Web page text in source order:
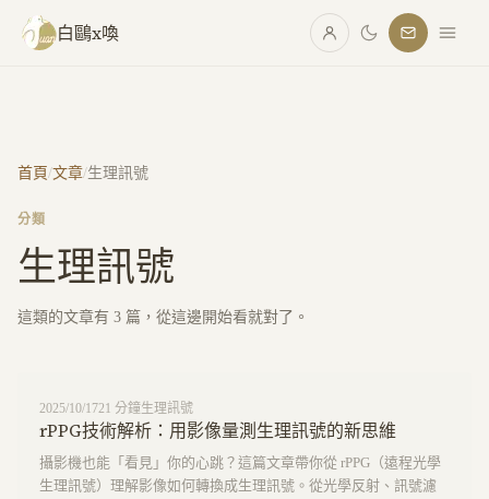
跳至主要內容
白鷗x喚
首頁/文章/生理訊號
分類
生理訊號
這類的文章有 3 篇，從這邊開始看就對了。
2025/10/1721 分鐘生理訊號
rPPG技術解析：用影像量測生理訊號的新思維
攝影機也能「看見」你的心跳？這篇文章帶你從 rPPG（遠程光學
生理訊號）理解影像如何轉換成生理訊號。從光學反射、訊號濾